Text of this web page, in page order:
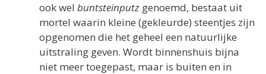
ook wel buntsteinputz genoemd, bestaat uit
mortel waarin kleine (gekleurde) steentjes zijn
opgenomen die het geheel een natuurlijke
uitstraling geven. Wordt binnenshuis bijna
niet meer toegepast, maar is buiten en in